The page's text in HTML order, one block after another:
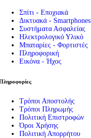
Σπίτι - Εποχιακά
Δικτυακά - Smartphones
Συστήματα Ασφαλείας
Ηλεκτρολογικό Υλικό
Μπαταρίες - Φορτιστές
Πληροφορική
Εικόνα - Ήχος
Τρόποι Αποστολής
Τρόποι Πληρωμής
Πολιτική Επιστροφών
Όροι Χρήσης
Πολιτική Απορρήτου